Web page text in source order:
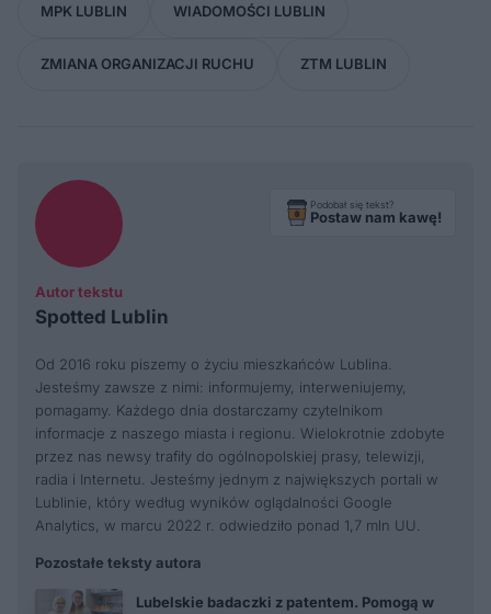
MPK LUBLIN WIADOMOŚCI LUBLIN
ZMIANA ORGANIZACJI RUCHU ZTM LUBLIN
Autor tekstu
Spotted Lublin
Podobał się tekst?
Postaw nam kawę!
Od 2016 roku piszemy o życiu mieszkańców Lublina.
Jesteśmy zawsze z nimi: informujemy, interweniujemy,
pomagamy. Każdego dnia dostarczamy czytelnikom
informacje z naszego miasta i regionu. Wielokrotnie zdobyte
przez nas newsy trafiły do ogólnopolskiej prasy, telewizji,
radia i Internetu. Jesteśmy jednym z największych portali w
Lublinie, który według wyników oglądalności Google
Analytics, w marcu 2022 r. odwiedziło ponad 1,7 mln UU.
Pozostałe teksty autora
Lubelskie badaczki z patentem. Pomogą w